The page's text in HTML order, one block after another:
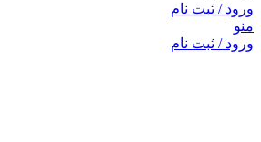
ورود / ثبت نام
منو
ورود / ثبت نام